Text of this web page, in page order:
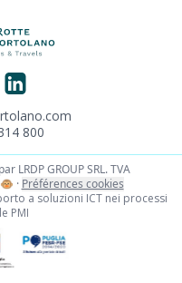
800
LRDP GROUP SRL. TVA
🐵 · Préférences cookies
a soluzioni ICT nei processi
PMI